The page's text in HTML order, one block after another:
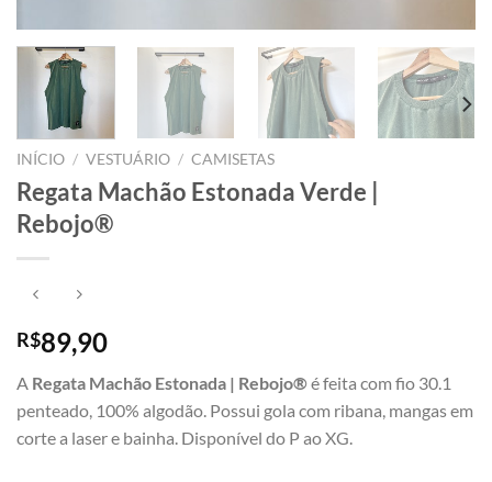
INÍCIO / VESTUÁRIO / CAMISETAS
Regata Machão Estonada Verde |
Rebojo®
R$89,90
A Regata Machão Estonada | Rebojo®é feita com fio 30.1
penteado, 100% algodão. Possui gola com ribana, mangas em
corte a laser e bainha. Disponível do P ao XG.